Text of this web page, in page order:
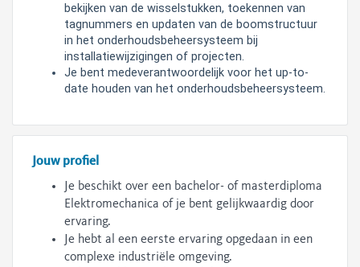
bekijken van de wisselstukken, toekennen van
tagnummers en updaten van de boomstructuur
in het onderhoudsbeheersysteem bij
installatiewijzigingen of projecten.
Je bent medeverantwoordelijk voor het up-to-
date houden van het onderhoudsbeheersysteem.
Jouw profiel
Je beschikt over een bachelor- of masterdiploma
Elektromechanica of je bent gelijkwaardig door
ervaring.
Je hebt al een eerste ervaring opgedaan in een
complexe industriële omgeving.